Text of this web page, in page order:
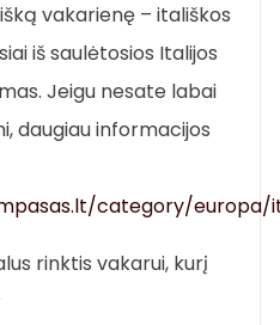
vakarienę – itališkos
iš saulėtosios Italijos
Jeigu nesate labai
daugiau informacijos
category/europa/
rinktis vakarui, kurį